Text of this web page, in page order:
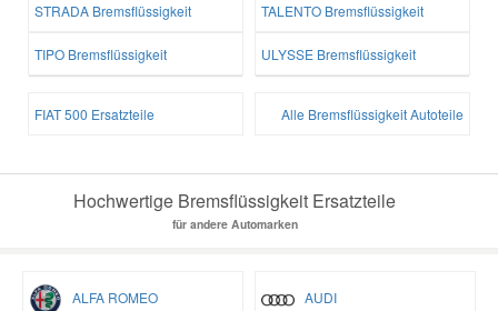
STRADA Bremsflüssigkeit TALENTO Bremsflüssigkeit
TIPO Bremsflüssigkeit ULYSSE Bremsflüssigkeit
FIAT 500 Ersatzteile Alle Bremsflüssigkeit Autoteile
Hochwertige Bremsflüssigkeit Ersatzteile
für andere Automarken
ALFA ROMEO AUDI